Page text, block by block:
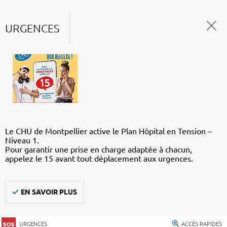
URGENCES
Le CHU de Montpellier active le Plan Hôpital en Tension –
Niveau 1.
Pour garantir une prise en charge adaptée à chacun,
appelez le 15 avant tout déplacement aux urgences.
EN SAVOIR PLUS
URGENCES ACCÈS RAPIDES